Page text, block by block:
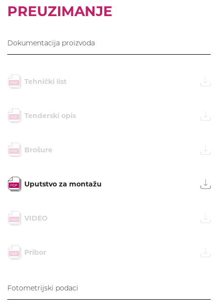
PREUZIMANJE
Dokumentacija proizvoda
Tehnički list
Tenderski opis
Brošure
Uputstvo za montažu
VIDEO
Pribor
Fotometrijski podaci